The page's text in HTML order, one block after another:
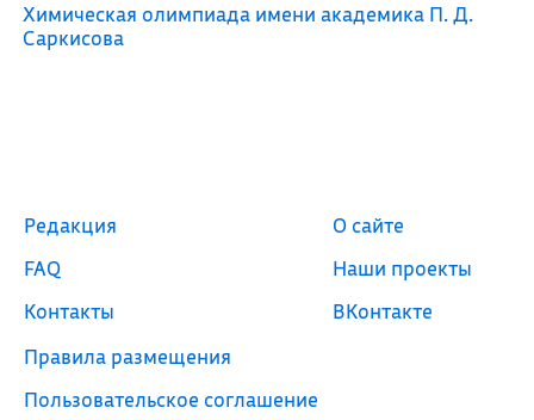
Химическая олимпиада имени академика П. Д.
Саркисова
Редакция
FAQ
Контакты
Правила размещения
Пользовательское соглашение
О сайте
Наши проекты
ВКонтакте